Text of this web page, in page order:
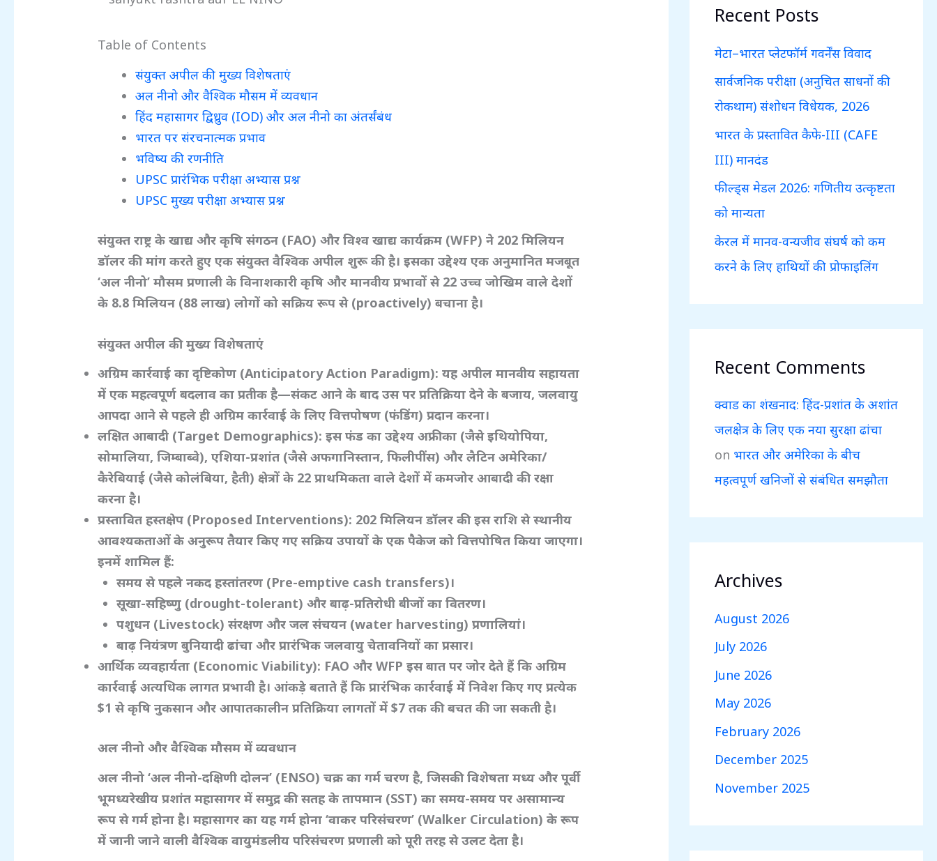
Table of Contents
संयुक्त अपील की मुख्य विशेषताएं
अल नीनो और वैश्विक मौसम में व्यवधान
हिंद महासागर द्विध्रुव (IOD) और अल नीनो का अंतर्संबंध
भारत पर संरचनात्मक प्रभाव
भविष्य की रणनीति
UPSC प्रारंभिक परीक्षा अभ्यास प्रश्न
UPSC मुख्य परीक्षा अभ्यास प्रश्न
संयुक्त राष्ट्र के खाद्य और कृषि संगठन (FAO)और विश्व खाद्य कार्यक्रम (WFP)ने 202मिलियन
डॉलरकी मांग करते हुए एक संयुक्त वैश्विक अपील शुरू की है। इसका उद्देश्य एक अनुमानित मजबूत
‘अल नीनो’मौसम प्रणाली के विनाशकारी कृषि और मानवीय प्रभावों से 22उच्च जोखिम वाले देशों
के 8.8मिलियन (88लाख)लोगों को सक्रिय रूप से (proactively)बचाना है।
संयुक्त अपील की मुख्य विशेषताएं
अग्रिम कार्रवाई का दृष्टिकोण (Anticipatory Action Paradigm):यह अपील मानवीय सहायता
में एक महत्वपूर्ण बदलाव का प्रतीक है—संकट आने के बाद उस पर प्रतिक्रिया देने के बजाय,जलवायु
आपदा आने से पहले ही अग्रिम कार्रवाई के लिए वित्तपोषण (फंडिंग) प्रदान करना।
लक्षित आबादी (Target Demographics):इस फंड का उद्देश्य अफ्रीका (जैसे इथियोपिया,
सोमालिया,जिम्बाब्वे),एशिया-प्रशांत (जैसे अफगानिस्तान,फिलीपींस) और लैटिन अमेरिका/
कैरेबियाई (जैसे कोलंबिया,हैती) क्षेत्रों के 22प्राथमिकता वाले देशों में कमजोर आबादी की रक्षा
करना है।
प्रस्तावित हस्तक्षेप (Proposed Interventions): 202मिलियन डॉलर की इस राशि से स्थानीय
आवश्यकताओं के अनुरूप तैयार किए गए सक्रिय उपायों के एक पैकेज को वित्तपोषित किया जाएगा।
इनमें शामिल हैं:
समय से पहले नकद हस्तांतरण (Pre-emptive cash transfers)।
सूखा-सहिष्णु (drought-tolerant)और बाढ़-प्रतिरोधी बीजों का वितरण।
पशुधन (Livestock)संरक्षण और जल संचयन (water harvesting)प्रणालियां।
बाढ़ नियंत्रण बुनियादी ढांचा और प्रारंभिक जलवायु चेतावनियों का प्रसार।
आर्थिक व्यवहार्यता (Economic Viability): FAOऔर WFPइस बात पर जोर देते हैं कि अग्रिम
कार्रवाई अत्यधिक लागत प्रभावी है। आंकड़े बताते हैं कि प्रारंभिक कार्रवाई में निवेश किए गएप्रत्येक
$1से कृषि नुकसान और आपातकालीन प्रतिक्रिया लागतों में $7तक की बचतकी जा सकती है।
अल नीनो और वैश्विक मौसम में व्यवधान
अल नीनो ‘अल नीनो-दक्षिणी दोलन’ (ENSO)चक्र का गर्म चरण है,जिसकी विशेषता मध्य और पूर्वी
भूमध्यरेखीय प्रशांत महासागर में समुद्र की सतह के तापमान (SST)का समय-समय पर असामान्य
रूप से गर्म होना है। महासागर का यह गर्म होना ‘वाकर परिसंचरण’ (Walker Circulation)के रूप
में जानी जाने वाली वैश्विक वायुमंडलीय परिसंचरण प्रणाली को पूरी तरह से उलट देता है।
h
f
o
r
Recent Posts
मेटा–भारत प्लेटफॉर्म गवर्नेंस विवाद
सार्वजनिक परीक्षा (अनुचित साधनों की
रोकथाम) संशोधन विधेयक, 2026
भारत के प्रस्तावित कैफे-III (CAFE
III) मानदंड
फील्ड्स मेडल 2026: गणितीय उत्कृष्टता
को मान्यता
केरल में मानव-वन्यजीव संघर्ष को कम
करने के लिए हाथियों की प्रोफाइलिंग
Recent Comments
क्वाड का शंखनाद: हिंद-प्रशांत के अशांत
जलक्षेत्र के लिए एक नया सुरक्षा ढांचा
on भारत और अमेरिका के बीच
महत्वपूर्ण खनिजों से संबंधित समझौता
Archives
August 2026
July 2026
June 2026
May 2026
February 2026
December 2025
November 2025